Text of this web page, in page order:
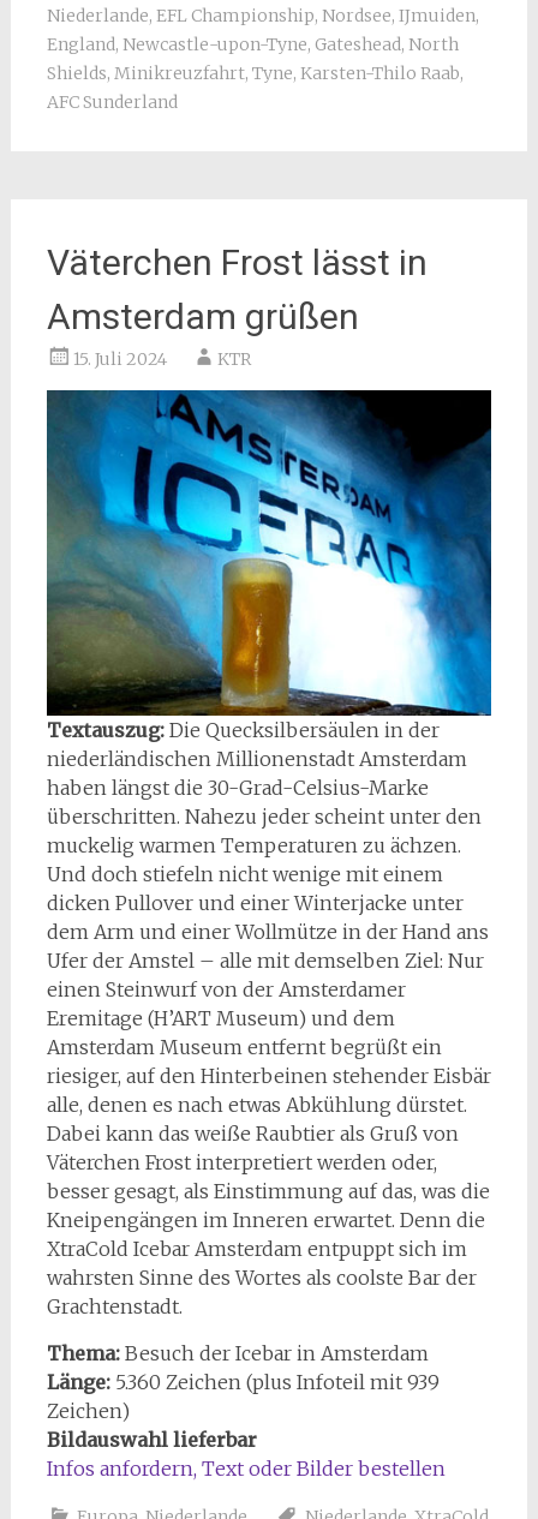
Niederlande, EFL Championship, Nordsee, IJmuiden,
England, Newcastle-upon-Tyne, Gateshead, North
Shields, Minikreuzfahrt, Tyne, Karsten-Thilo Raab,
AFC Sunderland
Väterchen Frost lässt in
Amsterdam grüßen
15. Juli 2024 KTR
Textauszug: Die Quecksilbersäulen in der
niederländischen Millionenstadt Amsterdam
haben längst die 30-Grad-Celsius-Marke
überschritten. Nahezu jeder scheint unter den
muckelig warmen Temperaturen zu ächzen.
Und doch stiefeln nicht wenige mit einem
dicken Pullover und einer Winterjacke unter
dem Arm und einer Wollmütze in der Hand ans
Ufer der Amstel – alle mit demselben Ziel: Nur
einen Steinwurf von der Amsterdamer
Eremitage (H’ART Museum) und dem
Amsterdam Museum entfernt begrüßt ein
riesiger, auf den Hinterbeinen stehender Eisbär
alle, denen es nach etwas Abkühlung dürstet.
Dabei kann das weiße Raubtier als Gruß von
Väterchen Frost interpretiert werden oder,
besser gesagt, als Einstimmung auf das, was die
Kneipengängen im Inneren erwartet. Denn die
XtraCold Icebar Amsterdam entpuppt sich im
wahrsten Sinne des Wortes als coolste Bar der
Grachtenstadt.
Thema: Besuch der Icebar in Amsterdam
Länge: 5.360 Zeichen (plus Infoteil mit 939
Zeichen)
Bildauswahl lieferbar
Infos anfordern, Text oder Bilder bestellen